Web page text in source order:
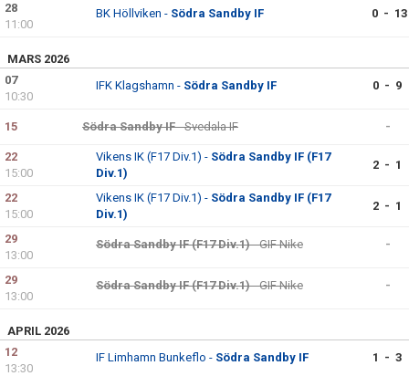
28
11:00
BK Höllviken - Södra Sandby IF 0 - 13
MARS 2026
07
10:30
IFK Klagshamn - Södra Sandby IF 0 - 9
15 Södra Sandby IF- Svedala IF -
22
15:00
Vikens IK (F17 Div.1) - Södra Sandby IF (F17
Div.1)
2 - 1
22
15:00
Vikens IK (F17 Div.1) - Södra Sandby IF (F17
Div.1)
2 - 1
29
13:00
Södra Sandby IF (F17 Div.1)- GIF Nike -
29
13:00
Södra Sandby IF (F17 Div.1)- GIF Nike -
APRIL 2026
12
13:30
IF Limhamn Bunkeflo - Södra Sandby IF 1 - 3